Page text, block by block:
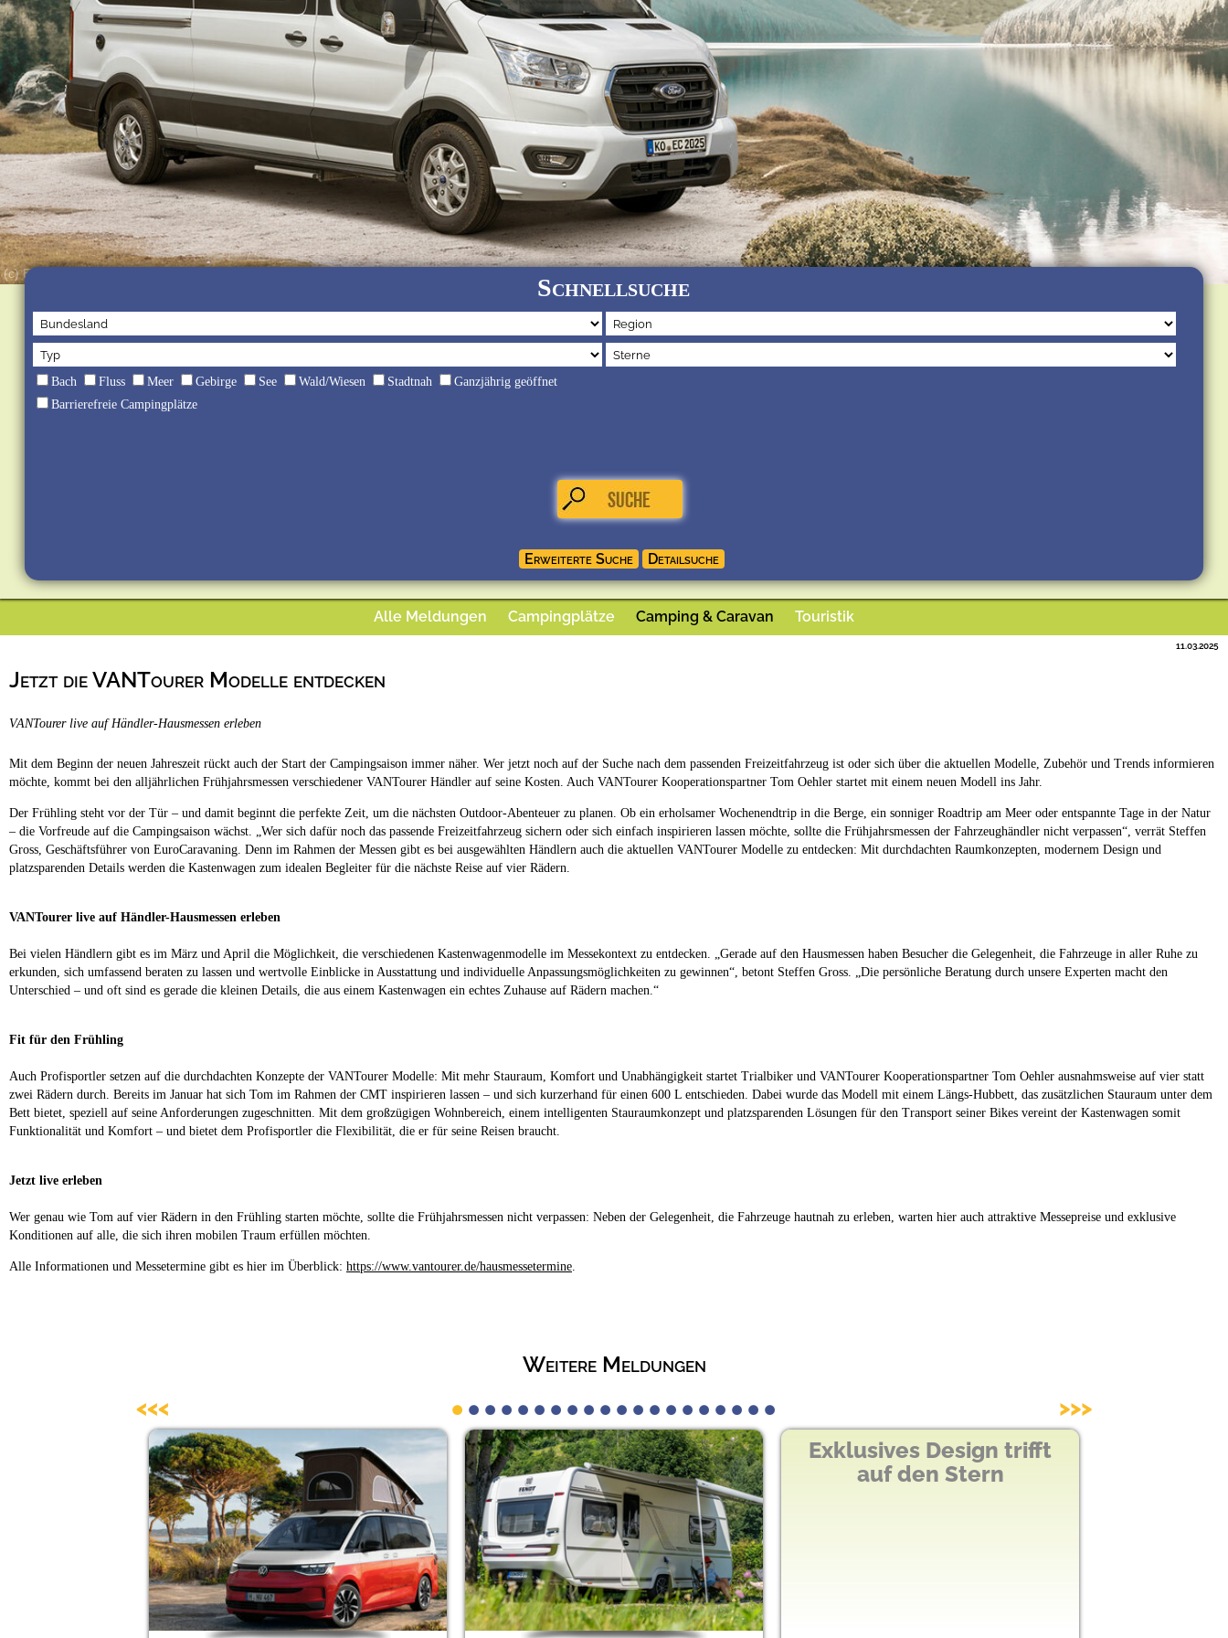
(c) EuroCaravaning GmbH & Co. KG Schnellsuche
Bach Fluss Meer Gebirge See Wald/Wiesen Stadtnah
Ganzjährig geöffnet
Barrierefreie Campingplätze
Alle Meldungen Campingplätze Camping & Caravan Touristik
Jetzt die VANTourer Modelle entdecken
11.03.2025
VANTourer live auf Händler-Hausmessen erleben
Mit dem Beginn der neuen Jahreszeit rückt auch der Start der Campingsaison immer näher. Wer jetzt noch auf der Suche nach dem passenden Freizeitfahrzeug ist oder sich über die aktuellen Modelle, Zubehör und Trends informieren
möchte, kommt bei den alljährlichen Frühjahrsmessen verschiedener VANTourer Händler auf seine Kosten. Auch VANTourer Kooperationspartner Tom Oehler startet mit einem neuen Modell ins Jahr.
Der Frühling steht vor der Tür – und damit beginnt die perfekte Zeit, um die nächsten Outdoor-Abenteuer zu planen. Ob ein erholsamer Wochenendtrip in die Berge, ein sonniger Roadtrip am Meer oder entspannte Tage in der Natur
– die Vorfreude auf die Campingsaison wächst. „Wer sich dafür noch das passende Freizeitfahrzeug sichern oder sich einfach inspirieren lassen möchte, sollte die Frühjahrsmessen der Fahrzeughändler nicht verpassen“, verrät Steffen
Gross, Geschäftsführer von EuroCaravaning. Denn im Rahmen der Messen gibt es bei ausgewählten Händlern auch die aktuellen VANTourer Modelle zu entdecken: Mit durchdachten Raumkonzepten, modernem Design und
platzsparenden Details werden die Kastenwagen zum idealen Begleiter für die nächste Reise auf vier Rädern.
VANTourer live auf Händler-Hausmessen erleben
Bei vielen Händlern gibt es im März und April die Möglichkeit, die verschiedenen Kastenwagenmodelle im Messekontext zu entdecken. „Gerade auf den Hausmessen haben Besucher die Gelegenheit, die Fahrzeuge in aller Ruhe zu
erkunden, sich umfassend beraten zu lassen und wertvolle Einblicke in Ausstattung und individuelle Anpassungsmöglichkeiten zu gewinnen“, betont Steffen Gross. „Die persönliche Beratung durch unsere Experten macht den
Unterschied – und oft sind es gerade die kleinen Details, die aus einem Kastenwagen ein echtes Zuhause auf Rädern machen.“
Fit für den Frühling
Auch Profisportler setzen auf die durchdachten Konzepte der VANTourer Modelle: Mit mehr Stauraum, Komfort und Unabhängigkeit startet Trialbiker und VANTourer Kooperationspartner Tom Oehler ausnahmsweise auf vier statt
zwei Rädern durch. Bereits im Januar hat sich Tom im Rahmen der CMT inspirieren lassen – und sich kurzerhand für einen 600 L entschieden. Dabei wurde das Modell mit einem Längs-Hubbett, das zusätzlichen Stauraum unter dem
Bett bietet, speziell auf seine Anforderungen zugeschnitten. Mit dem großzügigen Wohnbereich, einem intelligenten Stauraumkonzept und platzsparenden Lösungen für den Transport seiner Bikes vereint der Kastenwagen somit
Funktionalität und Komfort – und bietet dem Profisportler die Flexibilität, die er für seine Reisen braucht.
Jetzt live erleben
Wer genau wie Tom auf vier Rädern in den Frühling starten möchte, sollte die Frühjahrsmessen nicht verpassen: Neben der Gelegenheit, die Fahrzeuge hautnah zu erleben, warten hier auch attraktive Messepreise und exklusive
Konditionen auf alle, die sich ihren mobilen Traum erfüllen möchten.
Alle Informationen und Messetermine gibt es hier im Überblick: https://www.vantourer.de/hausmessetermine
Weitere Meldungen
Exklusives Design trifft
auf den Stern
40 Jahre dwt Zelte
<<< >>>